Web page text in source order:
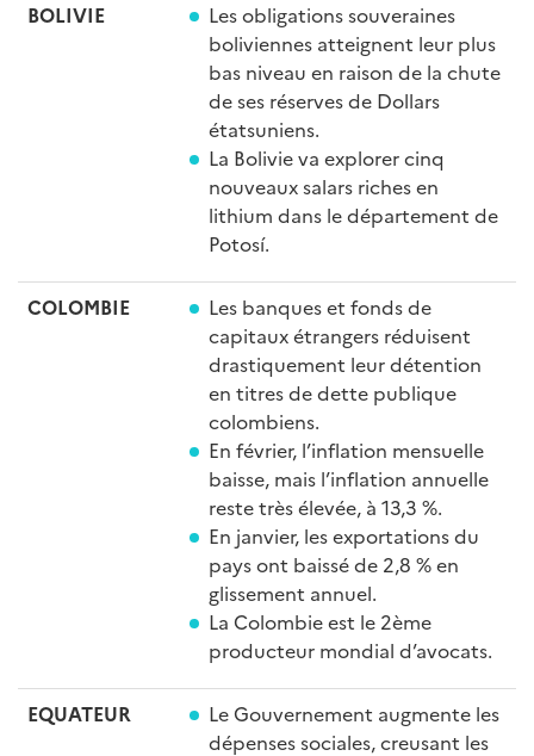
BOLIVIE
Les obligations souveraines
boliviennes atteignent leur plus
bas niveau en raison de la chute
de ses réserves de Dollars
étatsuniens.
La Bolivie va explorer cinq
nouveaux salars riches en
lithium dans le département de
Potosí.
COLOMBIE
Les banques et fonds de
capitaux étrangers réduisent
drastiquement leur détention
en titres de dette publique
colombiens.
En février, l’inflation mensuelle
baisse, mais l’inflation annuelle
reste très élevée, à 13,3 %.
En janvier, les exportations du
pays ont baissé de 2,8 % en
glissement annuel.
La Colombie est le 2ème
producteur mondial d’avocats.
EQUATEUR
Le Gouvernement augmente les
dépenses sociales, creusant les